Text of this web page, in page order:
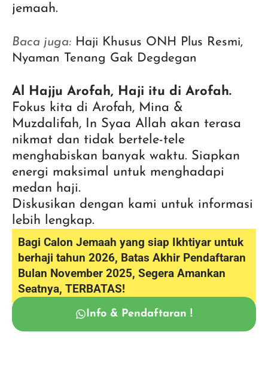
jemaah.
Baca juga: Haji Khusus ONH Plus Resmi,
Nyaman Tenang Gak Degdegan
Al Hajju Arofah, Haji itu di Arofah.
Fokus kita di Arofah, Mina &
Muzdalifah, In Syaa Allah akan terasa
nikmat dan tidak bertele-tele
menghabiskan banyak waktu. Siapkan
energi maksimal untuk menghadapi
medan haji.
Diskusikan dengan kami untuk informasi
lebih lengkap.
Bagi Calon Jemaah yang siap Ikhtiyar untuk
berhaji tahun 2026, Batas Akhir Pendaftaran
Bulan November 2025, Segera Amankan
Seatnya, TERBATAS!
Info & Pendaftaran !